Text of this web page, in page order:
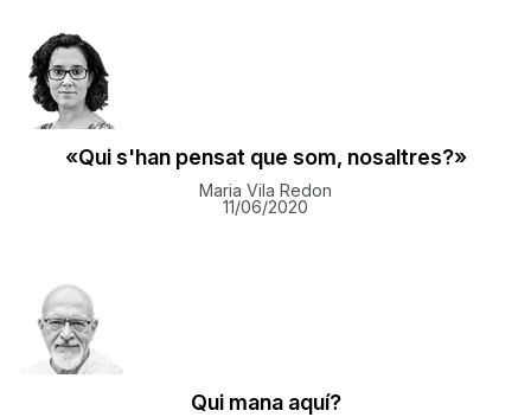
«Qui s'han pensat que som, nosaltres?»
Maria Vila Redon
11/06/2020
Qui mana aquí?